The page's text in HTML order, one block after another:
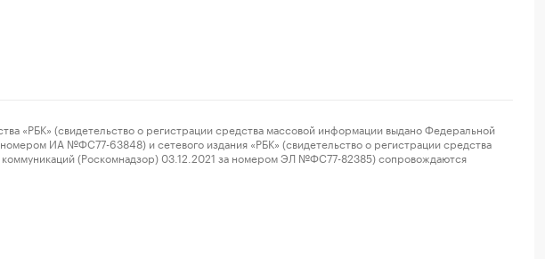
(свидетельство о регистрации средства массовой информации выдано Федеральной
ИА №ФС77-63848) и сетевого издания «РБК» (свидетельство о регистрации средства
(Роскомнадзор) 03.12.2021 за номером ЭЛ №ФС77-82385) сопровождаются